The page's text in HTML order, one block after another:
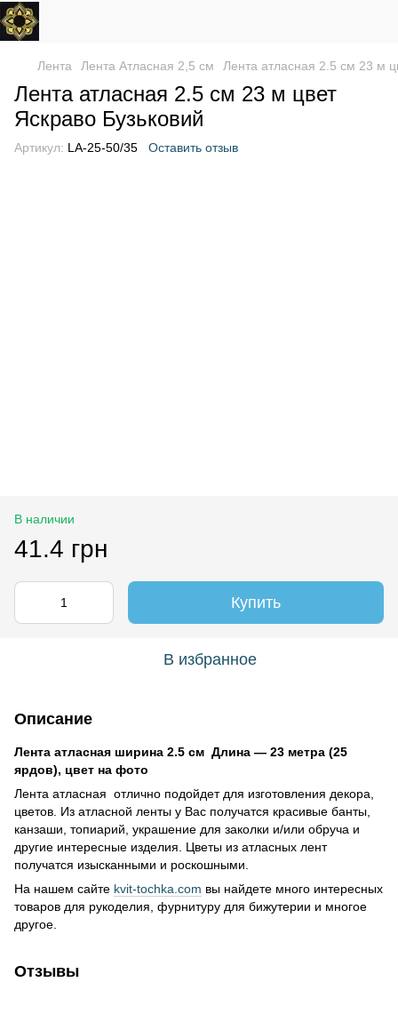
Лента Лента Атласная 2,5 см Лента атласная 2.5 см 23 м
Лента атласная 2.5 см 23 м цвет
Яскраво Бузьковий
Артикул: LA-25-50/35 Оставить отзыв
В наличии
41.4 грн
Купить
В избранное
Описание
Лента атласная ширина 2.5 см Длина ― 23 метра (25
ярдов), цвет на фото
Лента атласная отлично подойдет для изготовления декора,
цветов. Из атласной ленты у Вас получатся красивые банты,
канзаши, топиарий, украшение для заколки и/или обруча и
другие интересные изделия. Цветы из атласных лент
получатся изысканными и роскошными.
На нашем сайте kvit-tochka.com вы найдете много интересных
товаров для рукоделия, фурнитуру для бижутерии и многое
другое.
Отзывы